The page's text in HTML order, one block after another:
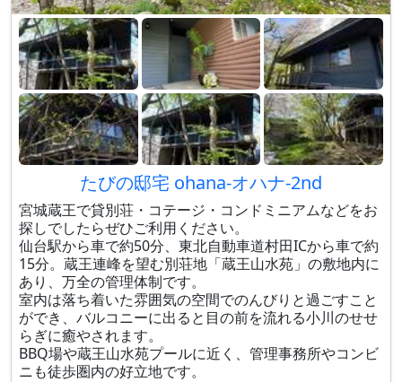
たびの邸宅 ohana-オハナ-2nd
宮城蔵王で貸別荘・コテージ・コンドミニアムなどをお
探しでしたらぜひご利用ください。
仙台駅から車で約50分、東北自動車道村田ICから車で約
15分。蔵王連峰を望む別荘地「蔵王山水苑」の敷地内に
あり、万全の管理体制です。
室内は落ち着いた雰囲気の空間でのんびりと過ごすこと
ができ、バルコニーに出ると目の前を流れる小川のせせ
らぎに癒やされます。
BBQ場や蔵王山水苑プールに近く、管理事務所やコンビ
ニも徒歩圏内の好立地です。